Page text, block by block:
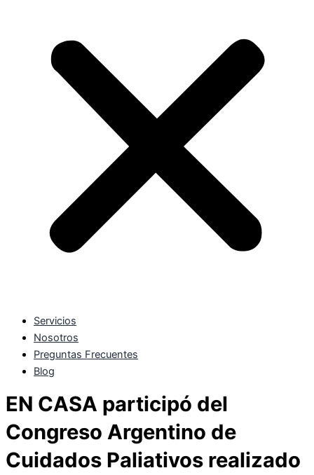
Servicios
Nosotros
Preguntas Frecuentes
Blog
EN CASA participó del
Congreso Argentino de
Cuidados Paliativos realizado